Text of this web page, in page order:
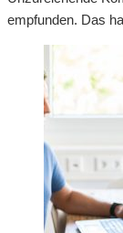
empfunden. Das